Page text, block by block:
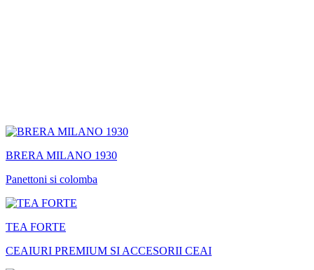
BRERA MILANO 1930
Panettoni si colomba
TEA FORTE
CEAIURI PREMIUM SI ACCESORII CEAI